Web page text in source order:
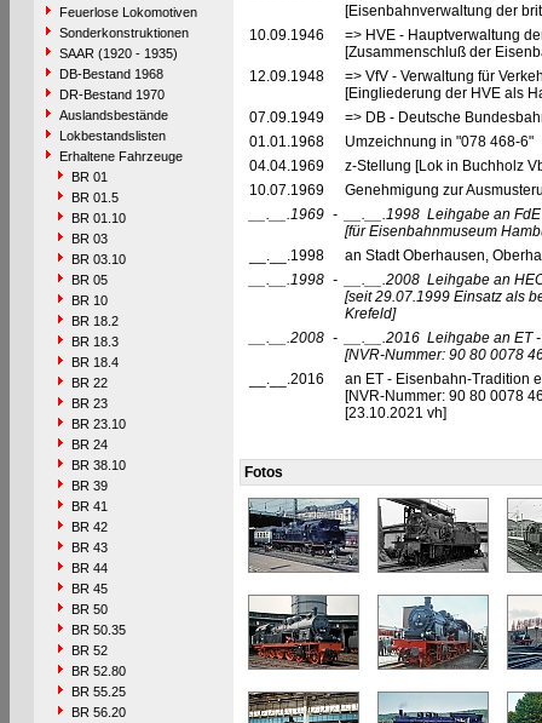
Feuerlose Lokomotiven
Sonderkonstruktionen
SAAR (1920 - 1935)
DB-Bestand 1968
DR-Bestand 1970
Auslandsbestände
Lokbestandslisten
Erhaltene Fahrzeuge
BR 01
BR 01.5
BR 01.10
BR 03
BR 03.10
BR 05
BR 10
BR 18.2
BR 18.3
BR 18.4
BR 22
BR 23
BR 23.10
BR 24
BR 38.10
BR 39
BR 41
BR 42
BR 43
BR 44
BR 45
BR 50
BR 50.35
BR 52
BR 52.80
BR 55.25
BR 56.20
[Eisenbahnverwaltung der
10.09.1946
=> HVE - Hauptverwaltung
[Zusammenschluß der
12.09.1948
=> VfV - Verwaltung für
[Eingliederung der HVE als
07.09.1949
=> DB - Deutsche
01.01.1968
Umzeichnung in "078 468-6"
04.04.1969
z-Stellung [Lok in Buchholz
10.07.1969
Genehmigung zur
__.__.1969 - __.__.1998 Leihgabe an
[für Eisenbahnmuseum
__.__.1998
an Stadt Oberhausen,
__.__.1998 - __.__.2008 Leihgabe an
[seit 29.07.1999 Einsatz als
Krefeld]
__.__.2008 - __.__.2016 Leihgabe an ET
[NVR-Nummer: 90 80 0078
__.__.2016
an ET - Eisenbahn-Tradition
[NVR-Nummer: 90 80 0078
[23.10.2021 vh]
Fotos